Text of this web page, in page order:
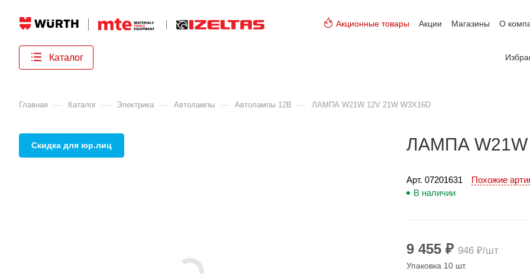
Акционные товары Акции Магазины О
Каталог
Главная — Каталог — Электрика — Автолампы — Автолампы 12В — ЛАМПА W21W 12V 21W W3X16D
Скидка для юр.лиц ЛАМПА W21W
Арт. 07201631
Похожие
В наличии
9 455 ₽ 946 ₽/шт
Упаковка 10 шт.